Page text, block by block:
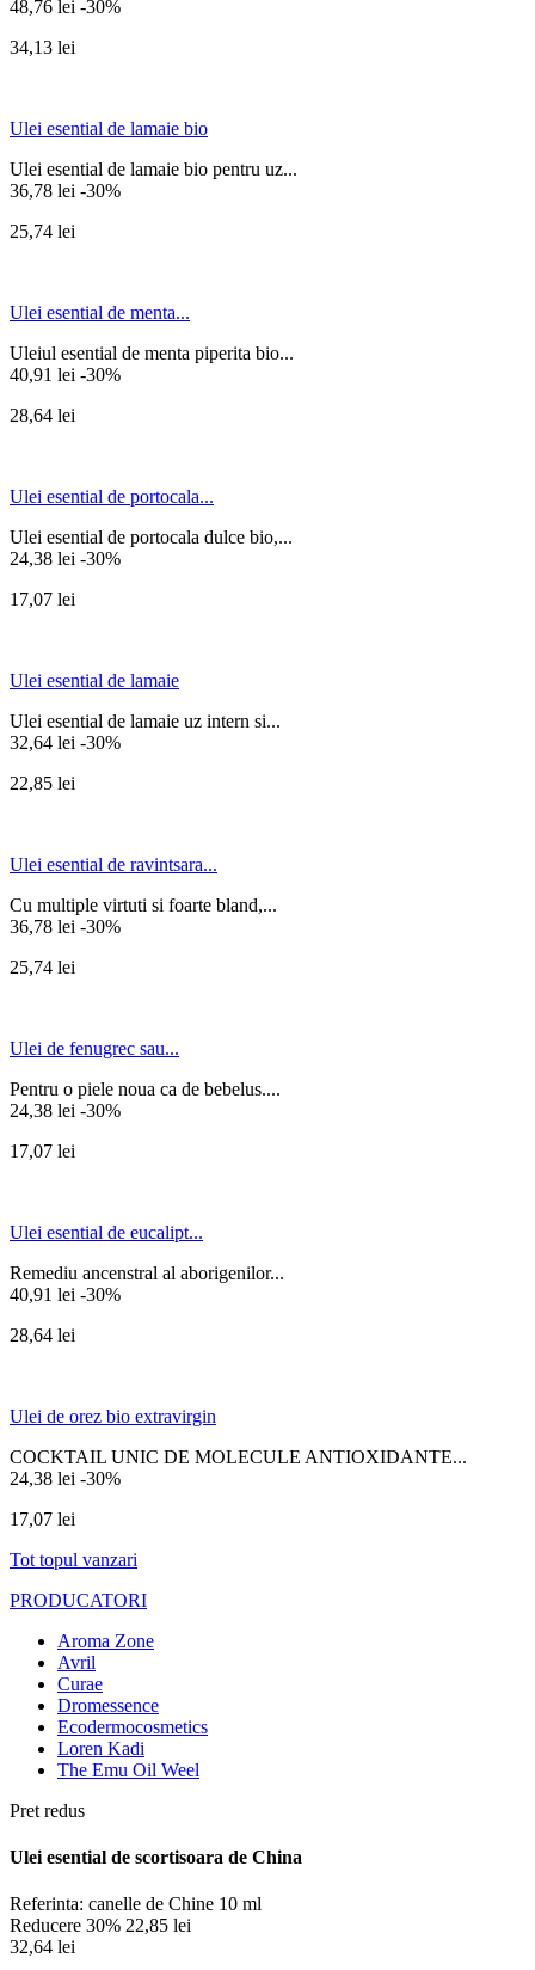
48,76 lei -30%
34,13 lei
Ulei esential de lamaie bio
Ulei esential de lamaie bio pentru uz...
36,78 lei -30%
25,74 lei
Ulei esential de menta...
Uleiul esential de menta piperita bio...
40,91 lei -30%
28,64 lei
Ulei esential de portocala...
Ulei esential de portocala dulce bio,...
24,38 lei -30%
17,07 lei
Ulei esential de lamaie
Ulei esential de lamaie uz intern si...
32,64 lei -30%
22,85 lei
Ulei esential de ravintsara...
Cu multiple virtuti si foarte bland,...
36,78 lei -30%
25,74 lei
Ulei de fenugrec sau...
Pentru o piele noua ca de bebelus....
24,38 lei -30%
17,07 lei
Ulei esential de eucalipt...
Remediu ancenstral al aborigenilor...
40,91 lei -30%
28,64 lei
Ulei de orez bio extravirgin
COCKTAIL UNIC DE MOLECULE ANTIOXIDANTE...
24,38 lei -30%
17,07 lei
Tot topul vanzari
PRODUCATORI
Aroma Zone
Avril
Curae
Dromessence
Ecodermocosmetics
Loren Kadi
The Emu Oil Weel
Pret redus
Ulei esential de scortisoara de China
Referinta: canelle de Chine 10 ml
Reducere 30% 22,85 lei
32,64 lei